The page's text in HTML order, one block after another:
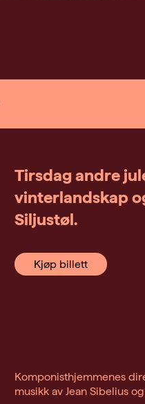
Tirsdag andre
vinterlandskap
Siljustøl.
Kjøp billett
Komponisthjemmenes
musikk av Jean Sibelius